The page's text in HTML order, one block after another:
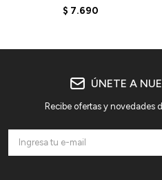
BB550PLA - ANGORA
$ 7.690
ÚNETE A
Recibe ofertas y novedades